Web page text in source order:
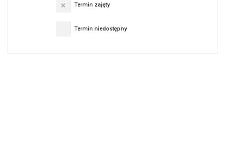
Termin zajęty
Termin niedostępny